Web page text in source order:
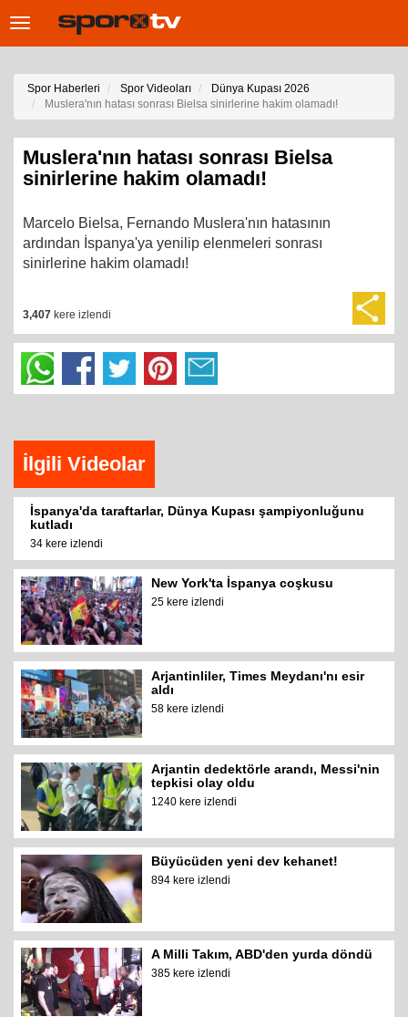
Toggle
Spor Haberleri Spor Videoları
Dünya Kupası 2026
Muslera'nın hatası sonrası Bielsa sinirlerine hakim olamadı!
Muslera'nın hatası sonrası Bielsa
sinirlerine hakim olamadı!
Marcelo Bielsa, Fernando Muslera'nın hatasının
ardından İspanya'ya yenilip elenmeleri sonrası
sinirlerine hakim olamadı!
3,407 kere izlendi
İlgili Videolar
İspanya'da taraftarlar, Dünya Kupası şampiyonluğunu
kutladı
34 kere izlendi
New York'ta İspanya coşkusu
25 kere izlendi
Arjantinliler, Times Meydanı'nı esir
aldı
58 kere izlendi
Arjantin dedektörle arandı, Messi'nin
tepkisi olay oldu
1240 kere izlendi
Büyücüden yeni dev kehanet!
894 kere izlendi
A Milli Takım, ABD'den yurda döndü
385 kere izlendi